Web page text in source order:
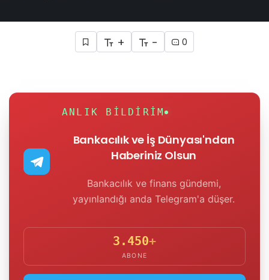
+ - 0
ANLIK BILDIRIM
Bankacılık ve İş Dünyası'ndan
Haberiniz Olsun
Bankacılık ve finans gündemi,
yayınlandığı anda Telegram'a düşer.
3.450+
ABONE